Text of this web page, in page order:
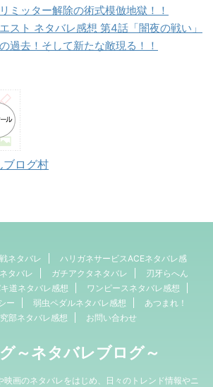
ミッター解除の術式模倣地獄！！
スト ネタバレ感想 第4話「闇夜の戦い」
過去！そして新たな敵現る！！
ブログ村
ネタバレ
ハリガネサービスACEネタバレ感
タバレ ガチアクタネタバレ
刃牙らへん
道ネタバレ感想
ワンピースネタバレ感想
ー
弱虫ペダルネタバレ感想
あつまれ！
部ネタバレ感想
お問い合わせ
～ネタバレブログ～
画のネタバレをはじめ、日々のトレンド情報やニ